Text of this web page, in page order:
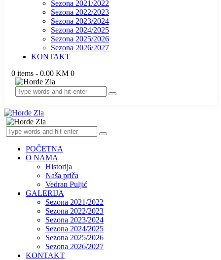
Sezona 2021/2022
Sezona 2022/2023
Sezona 2023/2024
Sezona 2024/2025
Sezona 2025/2026
Sezona 2026/2027
KONTAKT
0 items - 0.00 KM 0
POČETNA
O NAMA
Historija
Naša priča
Vedran Puljić
GALERIJA
Sezona 2021/2022
Sezona 2022/2023
Sezona 2023/2024
Sezona 2024/2025
Sezona 2025/2026
Sezona 2026/2027
KONTAKT